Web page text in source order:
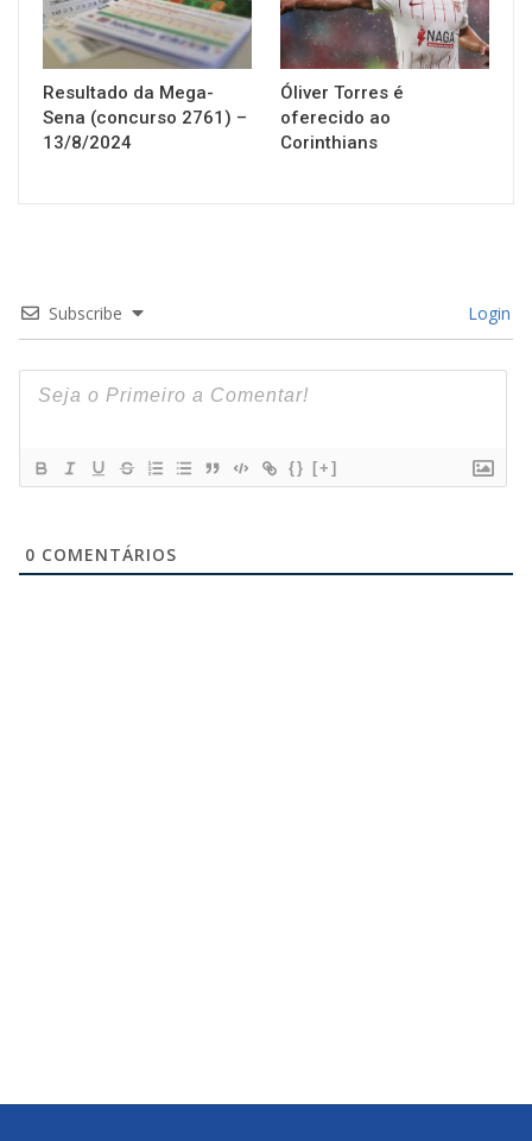
Resultado da Mega-
Sena (concurso 2761) –
13/8/2024
Óliver Torres é
oferecido ao
Corinthians
Subscribe Login
{} [+]
0 COMENTÁRIOS